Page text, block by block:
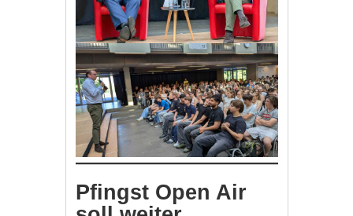
Pfingst Open Air